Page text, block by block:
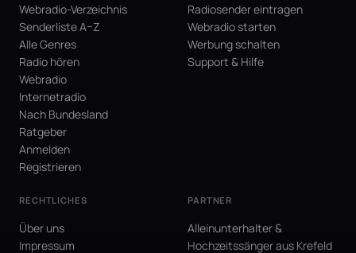
Webradio-Verzeichnis
Senderliste A–Z
Alle Genres
Radio hören
Webradio
Internetradio
Nach Bundesland
Ratgeber
Anmelden
Registrieren
Radiosender eintragen
Webradio starten
Werbung schalten
Support & Hilfe
RECHTLICHES
Über uns
Impressum
PARTNER
Alleinunterhalter &
Hochzeitssänger aus Krefeld